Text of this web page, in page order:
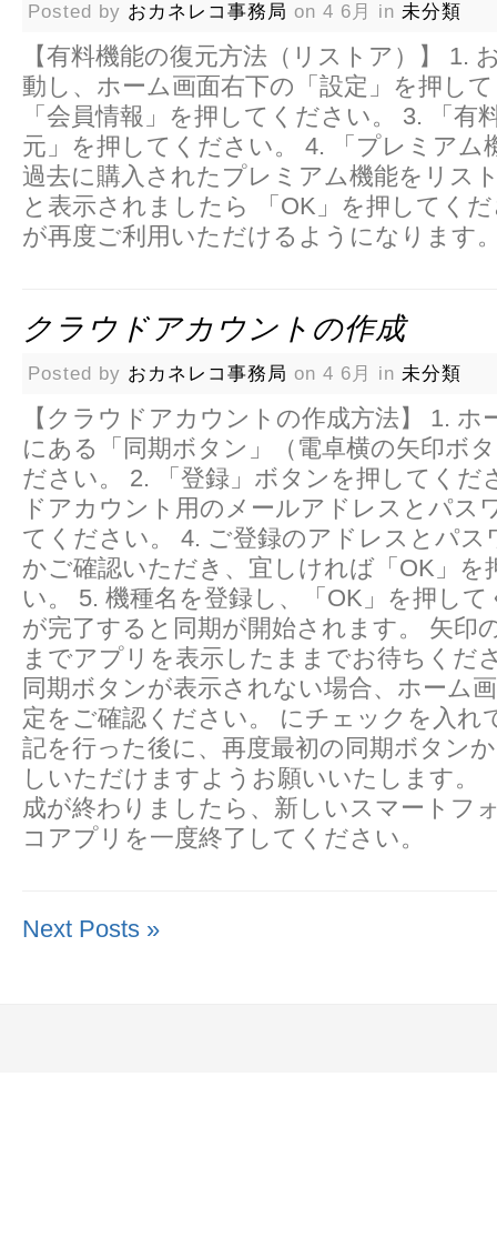
Posted by おカネレコ事務局 on 4 6月 in 未分類
【有料機能の復元方法（リストア）】 1.
動し、ホーム画面右下の「設定」を押し
「会員情報」を押してください。 3. 「有
元」を押してください。 4. 「プレミア
過去に購入されたプレミアム機能をリス
と表示されましたら 「OK」を押してく
が再度ご利用いただけるようになります
クラウドアカウントの作成
Posted by おカネレコ事務局 on 4 6月 in 未分類
【クラウドアカウントの作成方法】 1. ホ
にある「同期ボタン」（電卓横の矢印ボ
ださい。 2. 「登録」ボタンを押してくだ
ドアカウント用のメールアドレスとパス
てください。 4. ご登録のアドレスとパス
かご確認いただき、宜しければ「OK」を
い。 5. 機種名を登録し、「OK」を押し
が完了すると同期が開始されます。 矢印
までアプリを表示したままでお待ちくだ
同期ボタンが表示されない場合、ホーム
定をご確認ください。 にチェックを入れ
記を行った後に、再度最初の同期ボタン
しいただけますようお願いいたします
成が終わりましたら、新しいスマートフ
コアプリを一度終了してください。
Next Posts »